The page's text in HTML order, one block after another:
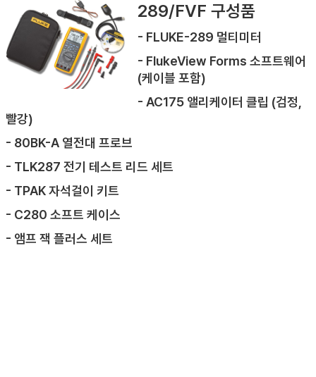
289/FVF 구성품
- FLUKE-289 멀티미터
- FlukeView Forms 소프트웨어
(케이블 포함)
- AC175 앨리케이터 클립 (검정,
빨강)
- 80BK-A 열전대 프로브
- TLK287 전기 테스트 리드 세트
- TPAK 자석걸이 키트
- C280 소프트 케이스
- 앰프 잭 플러스 세트